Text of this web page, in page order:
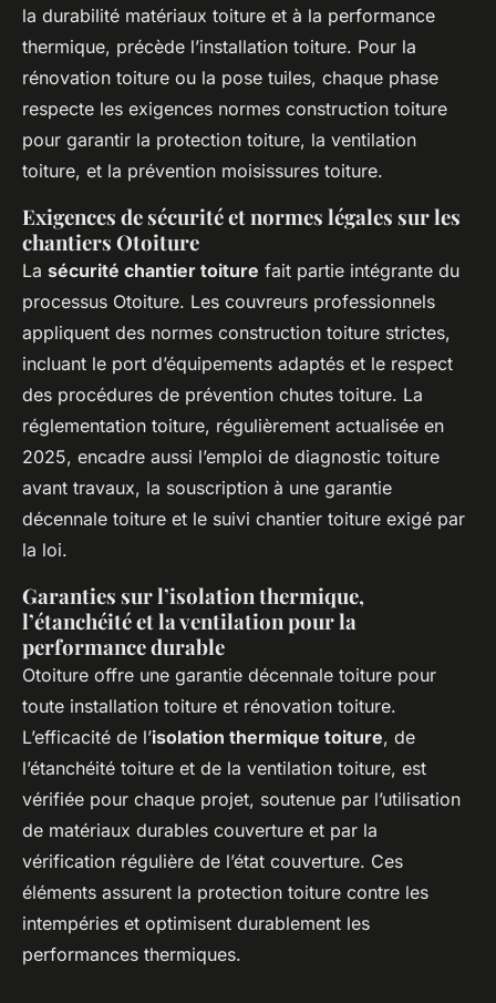
la durabilité matériaux toiture et à la performance
thermique, précède l’installation toiture. Pour la
rénovation toiture ou la pose tuiles, chaque phase
respecte les exigences normes construction toiture
pour garantir la protection toiture, la ventilation
toiture, et la prévention moisissures toiture.
Exigences de sécurité et normes légales sur les
chantiers Otoiture
La sécurité chantier toiture fait partie intégrante du
processus Otoiture. Les couvreurs professionnels
appliquent des normes construction toiture strictes,
incluant le port d’équipements adaptés et le respect
des procédures de prévention chutes toiture. La
réglementation toiture, régulièrement actualisée en
2025, encadre aussi l’emploi de diagnostic toiture
avant travaux, la souscription à une garantie
décennale toiture et le suivi chantier toiture exigé par
la loi.
Garanties sur l’isolation thermique,
l’étanchéité et la ventilation pour la
performance durable
Otoiture offre une garantie décennale toiture pour
toute installation toiture et rénovation toiture.
L’efficacité de l’isolation thermique toiture, de
l’étanchéité toiture et de la ventilation toiture, est
vérifiée pour chaque projet, soutenue par l’utilisation
de matériaux durables couverture et par la
vérification régulière de l’état couverture. Ces
éléments assurent la protection toiture contre les
intempéries et optimisent durablement les
performances thermiques.